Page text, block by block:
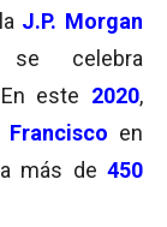
J.P. Morgan
celebra
este 2020,
Francisco en
más de 450